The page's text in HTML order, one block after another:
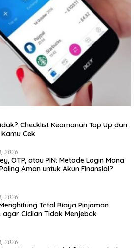
Checklist Keamanan Top Up dan
Cek
2026
OTP, atau PIN: Metode Login Mana
Aman untuk Akun Finansial?
2026
Total Biaya Pinjaman
agar Cicilan Tidak Menjebak
2026